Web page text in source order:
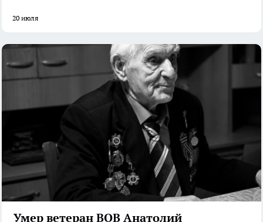
20 июля
Умер ветеран ВОВ Анатолий